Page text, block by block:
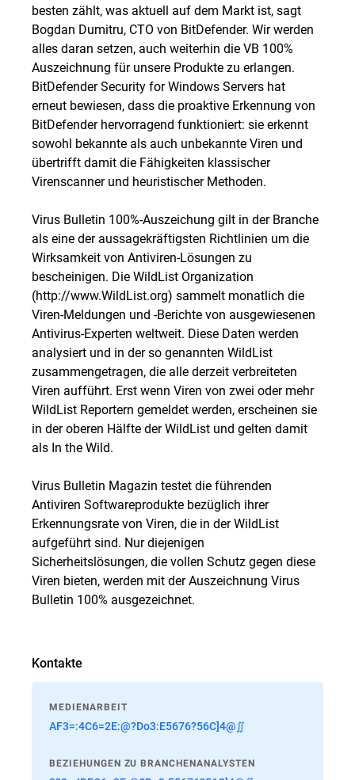
besten zählt, was aktuell auf dem Markt ist, sagt
Bogdan Dumitru, CTO von BitDefender. Wir werden
alles daran setzen, auch weiterhin die VB 100%
Auszeichnung für unsere Produkte zu erlangen.
BitDefender Security for Windows Servers hat
erneut bewiesen, dass die proaktive Erkennung von
BitDefender hervorragend funktioniert: sie erkennt
sowohl bekannte als auch unbekannte Viren und
übertrifft damit die Fähigkeiten klassischer
Virenscanner und heuristischer Methoden.
Virus Bulletin 100%-Auszeichung gilt in der Branche
als eine der aussagekräftigsten Richtlinien um die
Wirksamkeit von Antiviren-Lösungen zu
bescheinigen. Die WildList Organization
(http://www.WildList.org) sammelt monatlich die
Viren-Meldungen und -Berichte von ausgewiesenen
Antivirus-Experten weltweit. Diese Daten werden
analysiert und in der so genannten WildList
zusammengetragen, die alle derzeit verbreiteten
Viren aufführt. Erst wenn Viren von zwei oder mehr
WildList Reportern gemeldet werden, erscheinen sie
in der oberen Hälfte der WildList und gelten damit
als In the Wild.
Virus Bulletin Magazin testet die führenden
Antiviren Softwareprodukte bezüglich ihrer
Erkennungsrate von Viren, die in der WildList
aufgeführt sind. Nur diejenigen
Sicherheitslösungen, die vollen Schutz gegen diese
Viren bieten, werden mit der Auszeichnung Virus
Bulletin 100% ausgezeichnet.
Kontakte
MEDIENARBEIT
AF3=:4C6=2E:@?Do3:E5676?56C]4@∬
BEZIEHUNGEN ZU BRANCHENANALYSTEN